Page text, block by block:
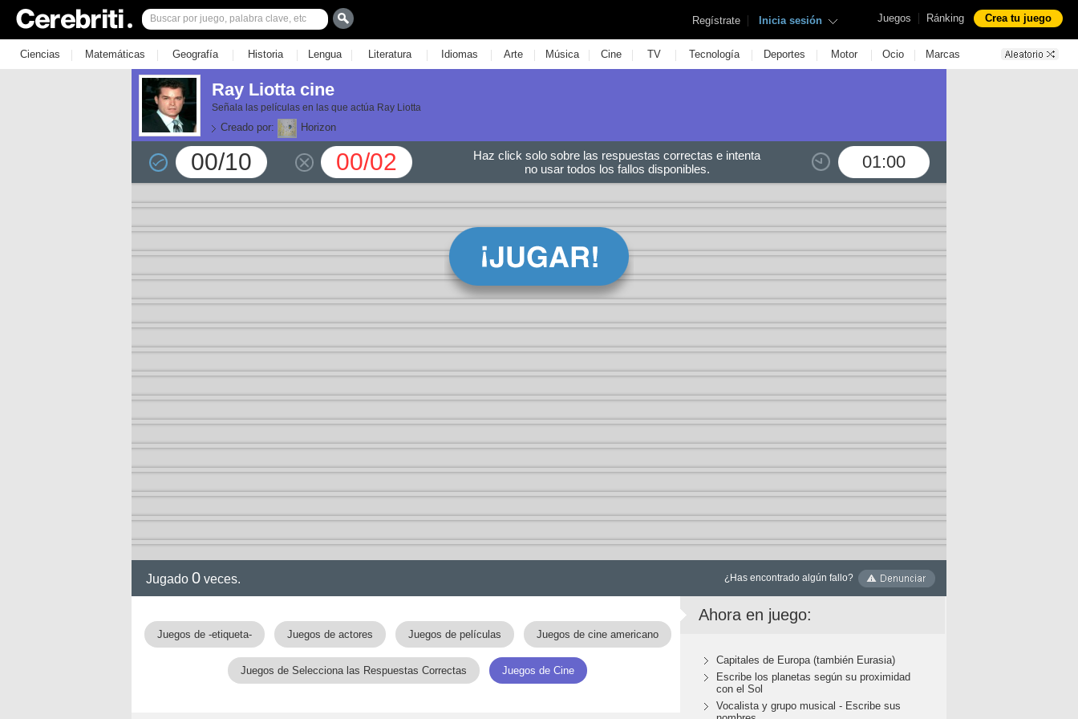
Juegos | Ránking Crea tu juego
Regístrate | Inicia sesión
Ciencias | Matemáticas | Geografía | Historia | Lengua | Literatura | Idiomas | Arte | Música | Cine | TV | Tecnología | Deportes | Motor | Ocio | Marcas
Ray Liotta cine
Señala las películas en las que actúa Ray Liotta
Creado por: Horizon
00/10 00/02 01:00
Haz click solo sobre las respuestas correctas e intenta
no usar todos los fallos disponibles.
Jugado 0 veces. ¿Has encontrado algún fallo?
Juegos de -etiqueta- Juegos de actores Juegos de películas Juegos de cine americano
Juegos de Selecciona las Respuestas Correctas Juegos de Cine
Ahora en juego:
Capitales de Europa (también Eurasia)
Escribe los planetas según su proximidad
con el Sol
Vocalista y grupo musical - Escribe sus